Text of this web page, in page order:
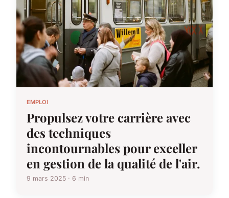
EMPLOI
Propulsez votre carrière avec
des techniques
incontournables pour exceller
en gestion de la qualité de l'air.
9 mars 2025 · 6 min